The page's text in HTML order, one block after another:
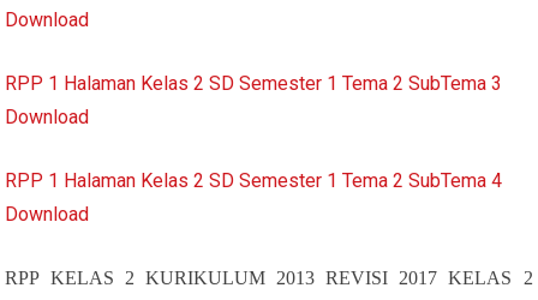
Download
RPP 1 Halaman Kelas 2 SD Semester 1 Tema 2 SubTema 3
Download
RPP 1 Halaman Kelas 2 SD Semester 1 Tema 2 SubTema 4
Download
RPP KELAS 2 KURIKULUM 2013 REVISI 2017 KELAS 2